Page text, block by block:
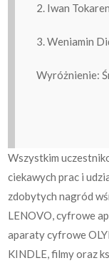
2. Iwan
3. Weniamin
Wyróżnienie:
Wszystkim
ciekawych prac i
zdobytych nagród
LENOVO, cyfrowe
aparaty cyfrowe
KINDLE, filmy oraz